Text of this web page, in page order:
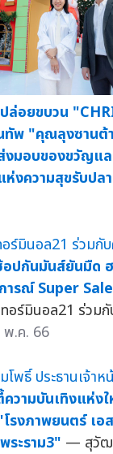
ล่อยขบวน
ทัพ "คุณลุงซานต้
งมอบของขวัญแ
งความสุขรับปล
ปกันมันส์ยันมืด
ารณ์ Super
อร์มินอล21 ร่วม
พ.ค. 66
วามบันเทิงแห่งใ
รงภาพยนตร์ เอ
ระราม3" — สุวัฒ